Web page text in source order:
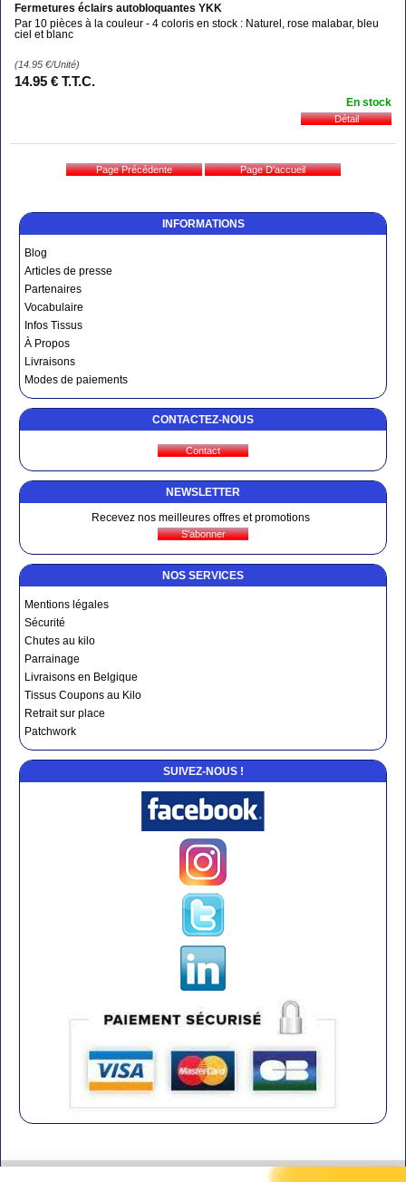
INFORMATIONS
Blog
Articles de presse
Partenaires
Vocabulaire
Infos Tissus
À Propos
Livraisons
Modes de paiements
CONTACTEZ-NOUS
NEWSLETTER
Recevez nos meilleures offres et promotions
NOS SERVICES
Mentions légales
Sécurité
Chutes au kilo
Parrainage
Livraisons en Belgique
Tissus Coupons au Kilo
Retrait sur place
Patchwork
SUIVEZ-NOUS !
Fermetures éclairs autobloquantes YKK
Par 10 pièces à la couleur - 4 coloris en stock : Naturel, rose malabar, bleu
ciel et blanc
(14.95 €/Unité)
14.95 € T.T.C.
En stock